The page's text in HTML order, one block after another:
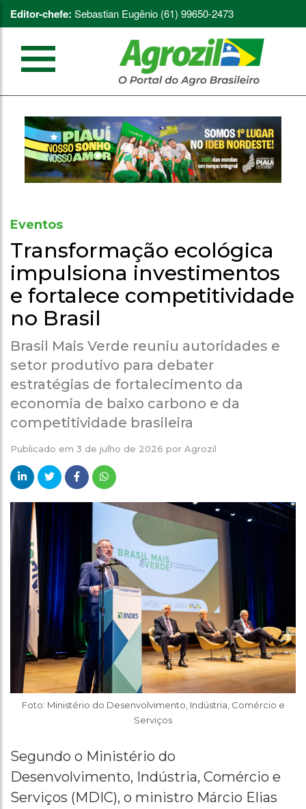
Editor-chefe: Sebastian Eugênio (61) 99650-2473
Eventos
Transformação ecológica
impulsiona investimentos
e fortalece competitividade
no Brasil
Brasil Mais Verde reuniu autoridades e
setor produtivo para debater
estratégias de fortalecimento da
economia de baixo carbono e da
competitividade brasileira
Publicado em 3 de julho de 2026 por Agrozil
Foto: Ministério do Desenvolvimento, Indústria, Comércio e
Serviços
Segundo o Ministério do
Desenvolvimento, Indústria, Comércio e
Serviços (MDIC), o ministro Márcio Elias